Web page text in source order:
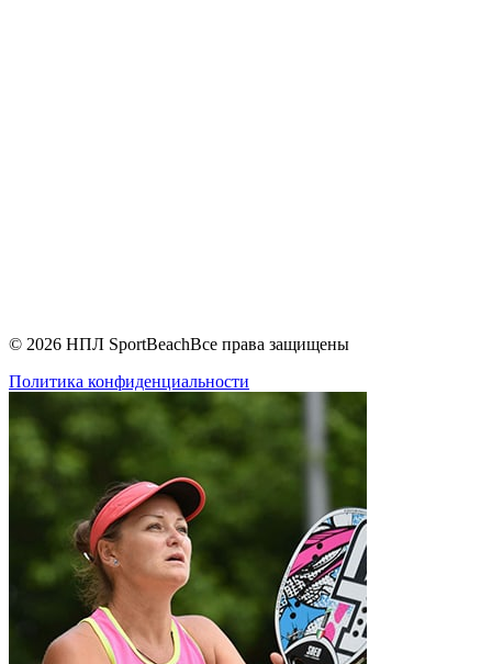
© 2026 НПЛ SportBeachВсе права защищены
Политика конфиденциальности